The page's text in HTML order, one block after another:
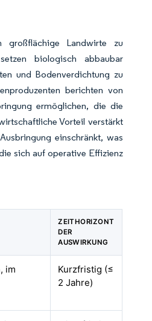
großflächige Landwirte zu
biologisch abbaubar
und Bodenverdichtung zu
berichten von
ermöglichen, die die
Vorteil verstärkt
einschränkt, was
sich auf operative Effizienz
ZEITHORIZONT
DER
AUSWIRKUNG
im
Kurzfristig (≤
2 Jahre)